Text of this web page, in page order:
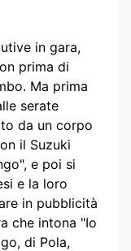
in gara,
prima di
Ma prima
serate
da un corpo
il Suzuki
e poi si
e la loro
in pubblicità
che intona "Io
di Pola,